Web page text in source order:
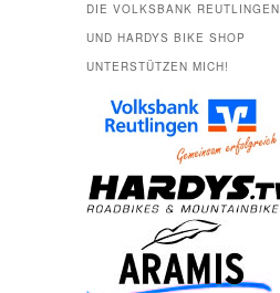
DIE VOLKSBANK REUTLINGEN
UND HARDYS BIKE SHOP
UNTERSTÜTZEN MICH!